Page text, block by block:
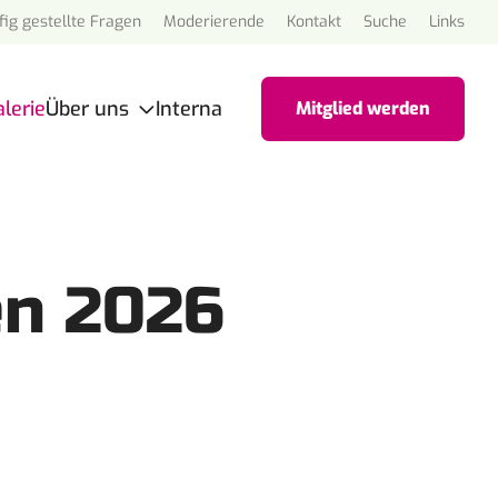
gestellte Fragen Moderierende Kontakt Suche Links
Über uns
Thema Alter in den
Interna Mitglied werden
2026